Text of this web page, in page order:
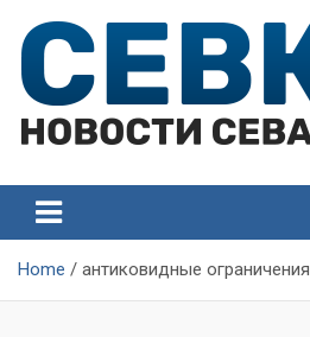
content
Севастополя
Севастополя
Home антиковидные ограничения